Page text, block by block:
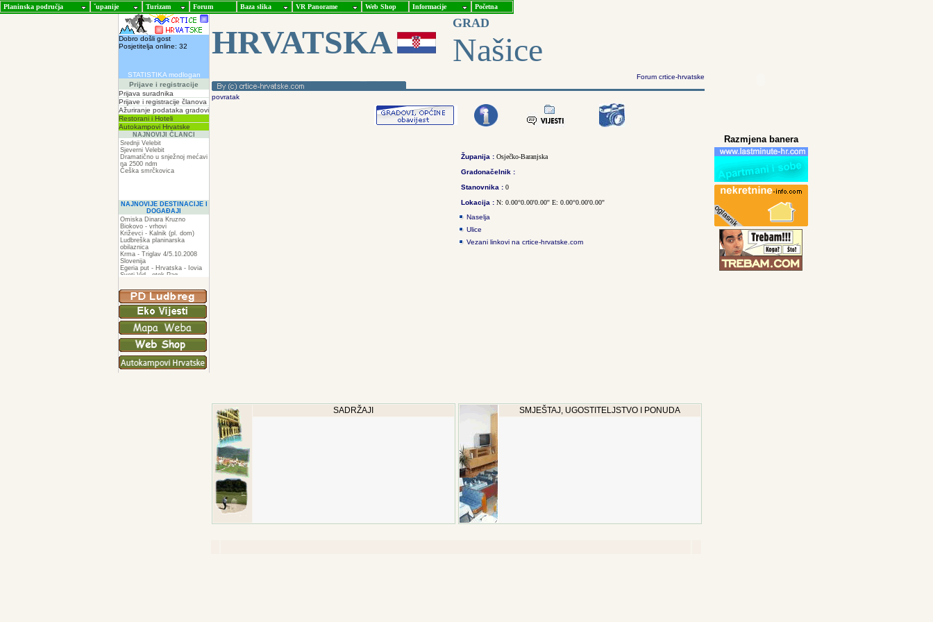
Planinska područja ˇupanije Turizam Forum Baza slika VR Panorame Web Shop Informacije Početna
Dobro došli gost
Posjetitelja online: 32
STATISTIKA modlogan
Prijave i registracije
Prijava suradnika
Prijave i registracije članova
Ažuriranje podataka gradovi
Restorani i Hoteli
Autokampovi Hrvatske
NAJNOVIJI ČLANCI
Srednji Velebit
Sjeverni Velebit
Dramatično u snježnoj mećavi
na 2500 ndm
Češka smrčkovica
NAJNOVIJE DESTINACIJE I
DOGAĐAJI
Omiska Dinara Kruzno
Biokovo - vrhovi
Križevci - Kalnik (pl. dom)
Ludbreška planinarska
obilaznica
Krma - Triglav 4/5.10.2008
Slovenija
Egeria put - Hrvatska - Iovia
Sveti Vid - otok Pag
ZIR
Podkilavac-Mudna dol-Hahlići-
Kolac-Podki
HRVATSKA
GRAD
Našice
Forum crtice-hrvatske
povratak
Županija : Osječko-Baranjska
Gradonačelnik :
Stanovnika : 0
Lokacija : N: 0.00°0.00'0.00'' E: 0.00°0.00'0.00''
Naselja
Ulice
Vezani linkovi na crtice-hrvatske.com
SADRŽAJI SMJEŠTAJ, UGOSTITELJSTVO I PONUDA
Razmjena banera